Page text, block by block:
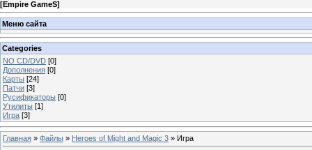
[Empire GameS]
Меню сайта
Categories
NO CD/DVD [0]
Дополнения [0]
Карты [24]
Патчи [3]
Русификаторы [0]
Утилиты [1]
Игра [3]
Главная » Файлы » Heroes of Might and Magic 3 » Игра